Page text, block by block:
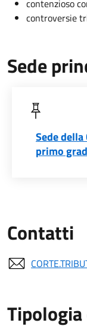
contenzioso
controversie
Sede
Sede
primo
Contatti